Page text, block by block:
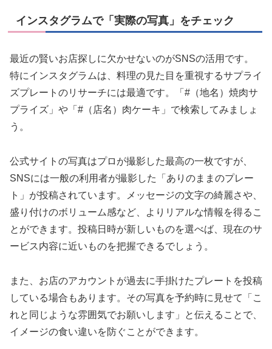
インスタグラムで「実際の写真」をチェック
最近の賢いお店探しに欠かせないのがSNSの活用です。
特にインスタグラムは、料理の見た目を重視するサプライ
ズプレートのリサーチには最適です。「#（地名）焼肉サ
プライズ」や「#（店名）肉ケーキ」で検索してみましょ
う。
公式サイトの写真はプロが撮影した最高の一枚ですが、
SNSには一般の利用者が撮影した「ありのままのプレー
ト」が投稿されています。メッセージの文字の綺麗さや、
盛り付けのボリューム感など、よりリアルな情報を得るこ
とができます。投稿日時が新しいものを選べば、現在のサ
ービス内容に近いものを把握できるでしょう。
また、お店のアカウントが過去に手掛けたプレートを投稿
している場合もあります。その写真を予約時に見せて「こ
れと同じような雰囲気でお願いします」と伝えることで、
イメージの食い違いを防ぐことができます。